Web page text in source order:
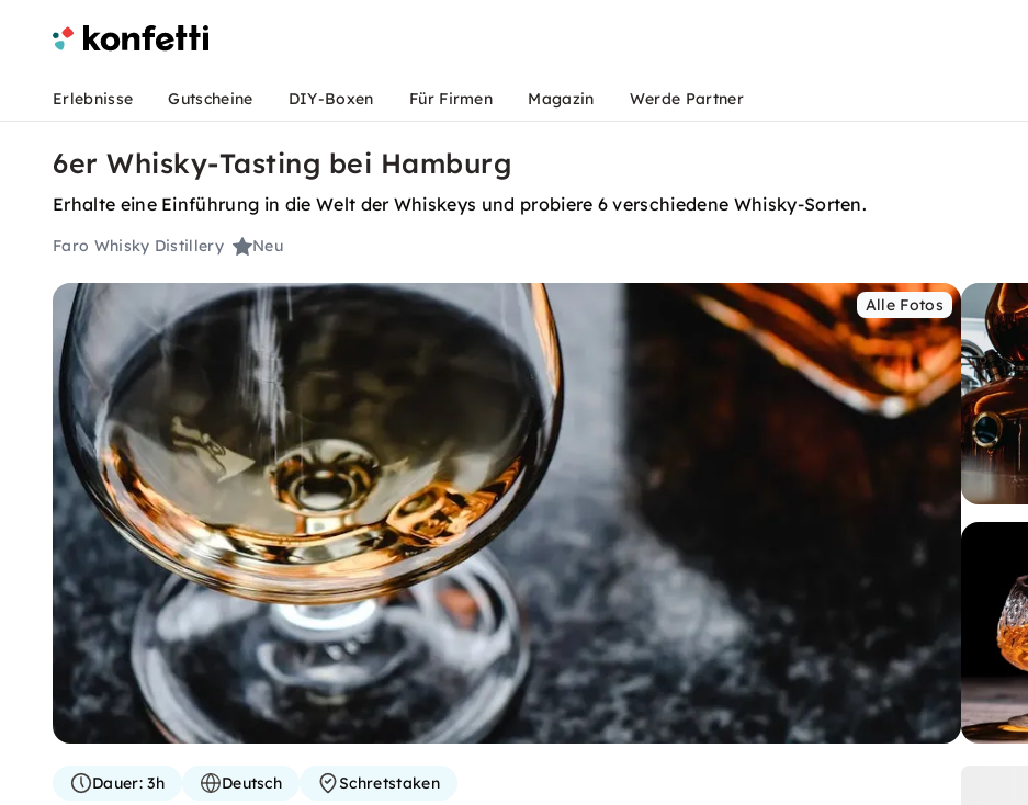
Erlebnisse Gutscheine DIY-Boxen Für Firmen Magazin Werde Partner
6er Whisky-Tasting bei Hamburg
Erhalte eine Einführung in die Welt der Whiskeys und probiere 6 verschiedene Whisky-Sorten.
Faro Whisky Distillery Neu
Alle Fotos
Dauer:3h Deutsch Schretstaken